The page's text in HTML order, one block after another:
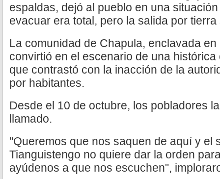
espaldas, dejó al pueblo en una
evacuar era total, pero la salida por
La comunidad de Chapula, enclavada
convirtió en el escenario de una
que contrastó con la inacción de la
por habitantes.
Desde el 10 de octubre, los pobladores
llamado.
"Queremos que nos saquen de aquí y el
Tianguistengo no quiere dar la orden
ayúdenos a que nos escuchen",